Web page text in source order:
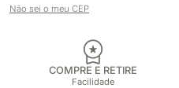
Não sei o meu CEP
COMPRE E RETIRE
Facilidade